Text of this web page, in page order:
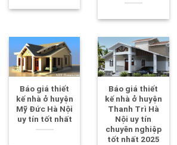
Báo giá thiết
kế nhà ở huyện
Mỹ Đức Hà Nội
uy tín tốt nhất
Báo giá thiết
kế nhà ở huyện
Thanh Trì Hà
Nội uy tín
chuyên nghiệp
tốt nhất 2025